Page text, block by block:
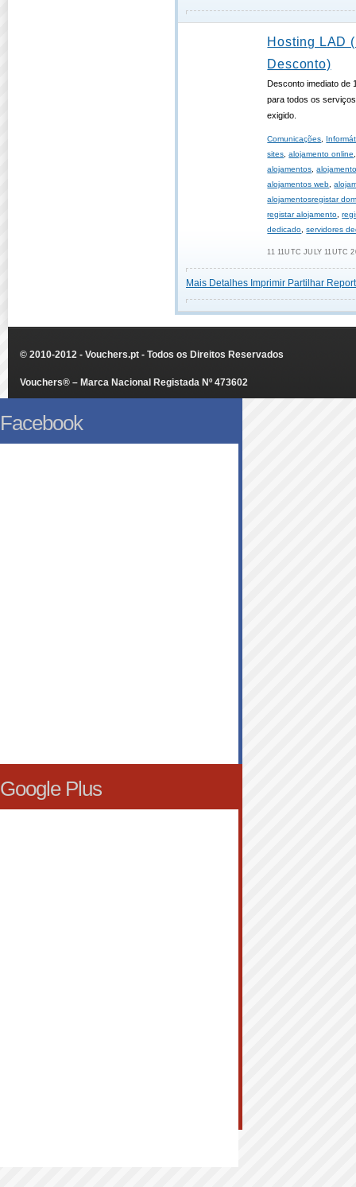
Hosting LAD
Desconto)
Desconto imediato de
para todos os
exigido.
Comunicações
sites ,alojamento online
alojamentos ,
alojamentos web ,
alojamentosregistar
registar alojamento ,
dedicado ,servidores
11 11UTC JULY 11UTC
Mais Detalhes Imprimir Partilhar
© 2010-2012 - Vouchers.pt - Todos os Direitos Reservados
Vouchers® – Marca Nacional Registada Nº 473602
Facebook
Google Plus